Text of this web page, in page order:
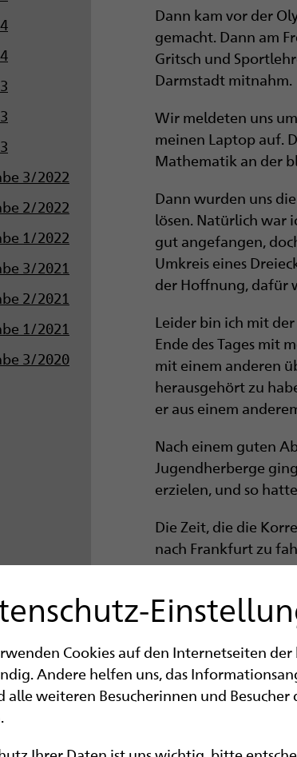
3/2022
2/2022
1/2022
3/2021
2/2021
1/2021
3/2020
Dann kam vor der
gemacht. Dann am
Gritsch und
Darmstadt mitnahm.
Wir meldeten uns
meinen Laptop auf.
Mathematik an der
Dann wurden uns
lösen. Natürlich war
gut angefangen,
Umkreis eines
der Hoffnung, dafür
Leider bin ich mit
Ende des Tages mit
mit einem anderen
herausgehört zu
er aus einem
Nach einem guten
Jugendherberge
erzielen, und so
Die Zeit, die die
nach Frankfurt zu
Ich hatte meinen
Siegerehrung im
Urkunde und mein
Nach einer Woche
mit mir
an einer
ab Sommer auch
Cookies auf den Internetseiten
Andere helfen uns, das
alle weiteren Besucherinnen und